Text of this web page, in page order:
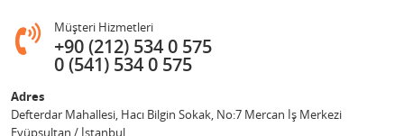
Müşteri Hizmetleri
+90 (212) 534 0 575
0 (541) 534 0 575
Adres
Defterdar Mahallesi, Hacı Bilgin Sokak, No:7 Mercan İş Merkezi
Eyüpsultan / İstanbul